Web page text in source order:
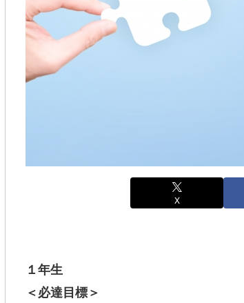
X
１年生
＜必達目標＞